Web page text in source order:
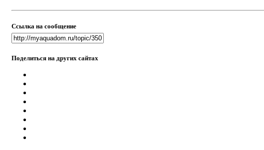
Ссылка на сообщение
Поделиться на других сайтах